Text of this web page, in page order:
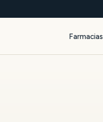
Farmacias